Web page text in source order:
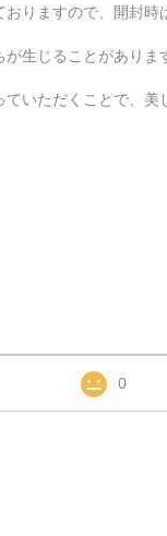
りますので、開封時
が生じることがあり
ていただくことで、
0